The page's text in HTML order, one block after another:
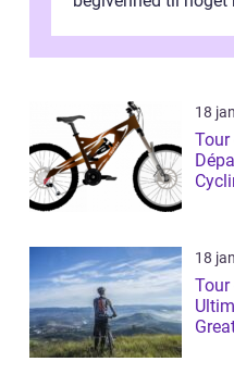
18
Tour
18
Tour